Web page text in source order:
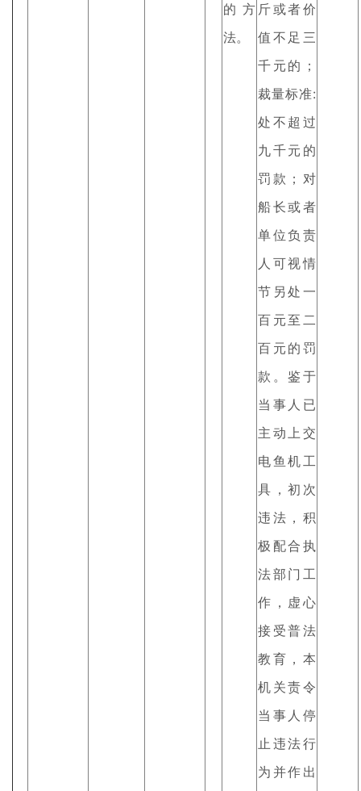
的方
法。
斤或者价
值不足三
千元的；
裁量标准:
处不超过
九千元的
罚款；对
船长或者
单位负责
人可视情
节另处一
百元至二
百元的罚
款。鉴于
当事人已
主动上交
电鱼机工
具，初次
违法，积
极配合执
法部门工
作，虚心
接受普法
教育，本
机关责令
当事人停
止违法行
为并作出